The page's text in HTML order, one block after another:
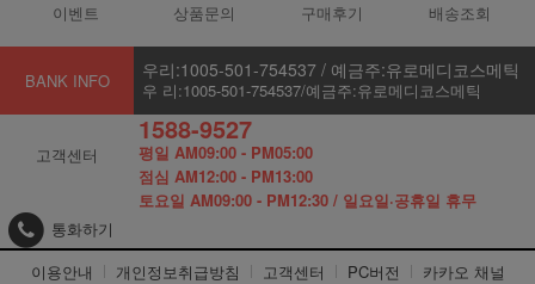
이벤트 상품문의 구매후기 배송조회
BANK INFO 우리:1005-501-754537 / 예금주:유로메디코스메틱
우 리:1005-501-754537/예금주:유로메디코스메틱
고객센터
1588-9527
평일 AM09:00 - PM05:00
점심 AM12:00 - PM13:00
토요일 AM09:00 - PM12:30 / 일요일·공휴일 휴무
통화하기
이용안내
개인정보취급방침 고객센터 PC버전 카카오 채널